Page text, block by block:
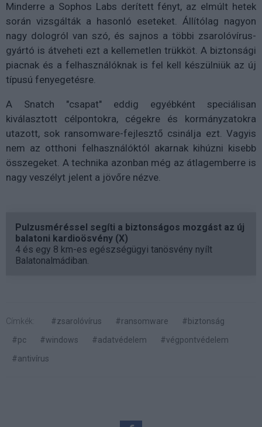
Minderre a Sophos Labs derített fényt, az elmúlt hetek
során vizsgálták a hasonló eseteket. Állítólag nagyon
nagy dologról van szó, és sajnos a többi zsarolóvírus-
gyártó is átveheti ezt a kellemetlen trükköt. A biztonsági
piacnak és a felhasználóknak is fel kell készülniük az új
típusú fenyegetésre.
A Snatch "csapat" eddig egyébként speciálisan
kiválasztott célpontokra, cégekre és kormányzatokra
utazott, sok ransomware-fejlesztő csinálja ezt. Vagyis
nem az otthoni felhasználóktól akarnak kihúzni kisebb
összegeket. A technika azonban még az átlagemberre is
nagy veszélyt jelent a jövőre nézve.
Pulzusméréssel segíti a biztonságos mozgást az új
balatoni kardioösvény (X)
4 és egy 8 km-es egészségügyi tanösvény nyílt
Balatonalmádiban.
Címkék: #zsarolóvírus #ransomware
#biztonság
#pc
#windows #adatvédelem
#végpontvédelem
#antivírus